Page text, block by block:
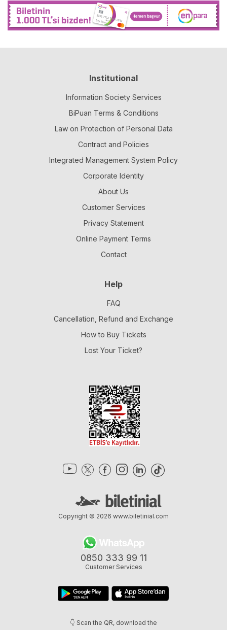
Institutional
Information Society Services
BiPuan Terms & Conditions
Law on Protection of Personal Data
Contract and Policies
Integrated Management System Policy
Corporate Identity
About Us
Customer Services
Privacy Statement
Online Payment Terms
Contact
Help
FAQ
Cancellation, Refund and Exchange
How to Buy Tickets
Lost Your Ticket?
0850 333 99 11
Customer Services
👇 Scan the QR, download the
Copyright © 2026 www.biletinial.com